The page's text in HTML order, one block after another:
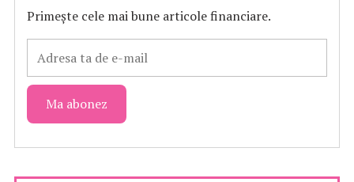
Primește cele mai bune articole financiare.